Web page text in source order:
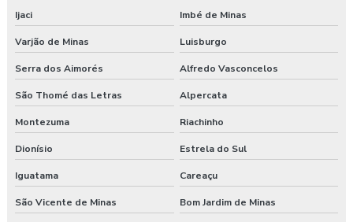
Ijaci Imbé de Minas
Varjão de Minas Luisburgo
Serra dos Aimorés Alfredo Vasconcelos
São Thomé das Letras Alpercata
Montezuma Riachinho
Dionísio Estrela do Sul
Iguatama Careaçu
São Vicente de Minas Bom Jardim de Minas